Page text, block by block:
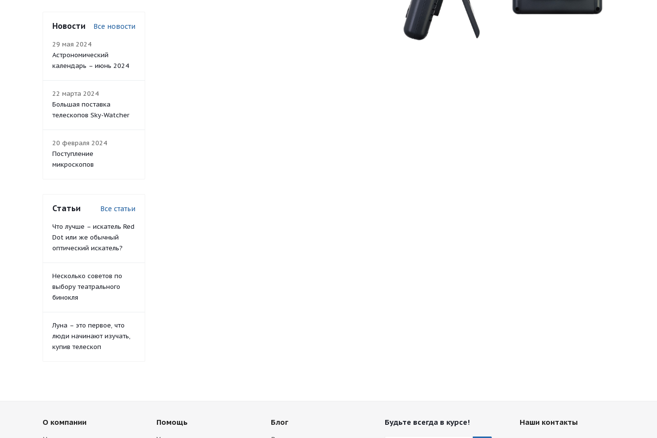
Новости Все новости
29 мая 2024
Астрономический
календарь – июнь 2024
22 марта 2024
Большая поставка
телескопов Sky-Watcher
20 февраля 2024
Поступление
микроскопов
Статьи Все статьи
Что лучше – искатель Red
Dot или же обычный
оптический искатель?
Несколько советов по
выбору театрального
бинокля
Луна – это первое, что
люди начинают изучать,
купив телескоп
О компании Помощь Блог Будьте всегда в курсе! Наши контакты